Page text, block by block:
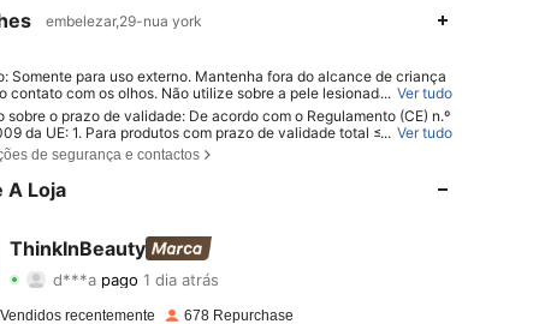
embelezar,29-nua york
Somente para uso externo. Mantenha fora do alcance de criança
contato com os olhos. Não utilize sobre a pele lesionada ou irritad
o uso caso ocorra irritação.
... Ver tudo
sobre o prazo de validade: De acordo com o Regulamento (CE) n.º
da UE: 1. Para produtos com prazo de validade total ≤ 30 mese
de validade será indicada por um símbolo de ampulheta ⌛ + data n
ou, em inglês, "consumir antes de" ou "consumir de preferênc
do final de" + data; 2. Para produtos com prazo de validade total >
a marcação PAO é feita com um símbolo de frasco aberto + M, o
abriveis e outros itens específicos estão isentos da marcação P
Consulte exclusivamente as marcações impressas na emba
do produto; interrompa o uso imediatamente se ocorrer deterior
... Ver tudo
de segurança e contactos
A Loja
ThinkInBeauty
4,86 3K
d***a pago 1 dia atrás
recentemente 678 Repurchase